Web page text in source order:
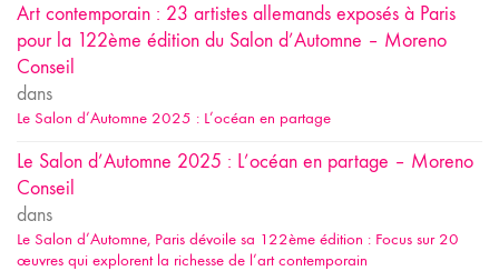
Art contemporain : 23 artistes allemands exposés à Paris
pour la 122ème édition du Salon d’Automne – Moreno
Conseil
dans
Le Salon d’Automne 2025 : L’océan en partage
Le Salon d’Automne 2025 : L’océan en partage – Moreno
Conseil
dans
Le Salon d’Automne, Paris dévoile sa 122ème édition : Focus sur 20
œuvres qui explorent la richesse de l’art contemporain